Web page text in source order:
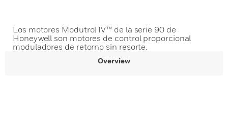
Los motores Modutrol IV™ de la serie 90 de
Honeywell son motores de control proporcional
moduladores de retorno sin resorte.
Overview